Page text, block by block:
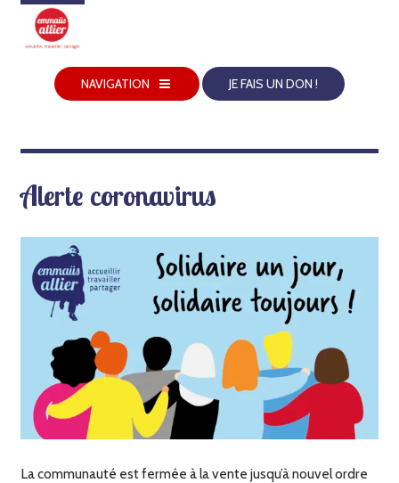
NAVIGATION JE FAIS UN DON !
Alerte coronavirus
La communauté est fermée à la vente jusqu’à nouvel ordre